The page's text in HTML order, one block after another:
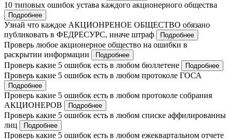
10 типовых ошибок устава каждого акционерного общества
Подробнее
Узнай что каждое АКЦИОНРЕНОЕ ОБЩЕСТВО обязано
публиковать в ФЕДРЕСУРС, иначе штраф
Подробнее
Проверь любое акционерное общество на ошибки в
раскрытии информации
Подробнее
Проверь какие 5 ошибок есть в любом бюллетене Подробнее
Проверь какие 5 ошибок есть в любом протоколе ГОСА
Подробнее
Проверь какие 5 ошибок есть в любом протоколе собрания
АКЦИОНЕРОВ
Подробнее
Проверь какие 5 ошибок есть в любом списке аффилированны
лиц
Подробнее
Проверь какие 5 ошибок есть в любом ежеквартальном отчете